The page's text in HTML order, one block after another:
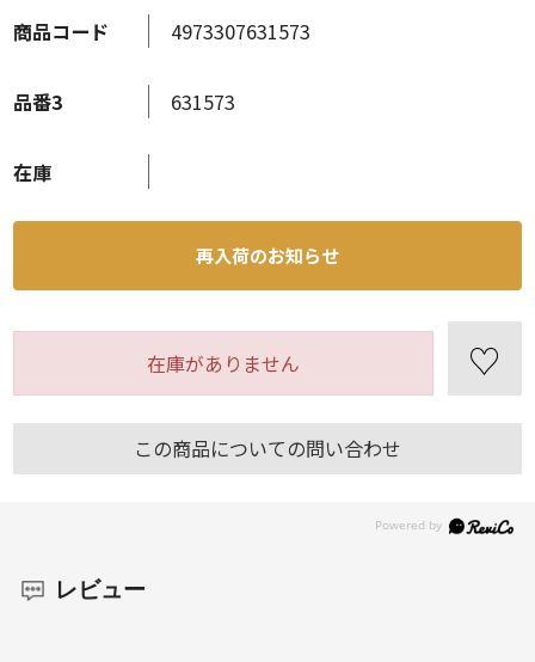
この商品についての問い合わせ
商品コード 4973307631573
品番3 631573
在庫
再入荷のお知らせ
在庫がありません
レビュー